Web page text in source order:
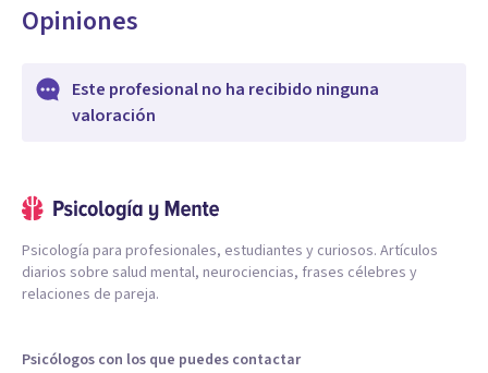
Opiniones
Este profesional no ha recibido ninguna
valoración
Psicología para profesionales, estudiantes y curiosos. Artículos
diarios sobre salud mental, neurociencias, frases célebres y
relaciones de pareja.
Psicólogos con los que puedes contactar